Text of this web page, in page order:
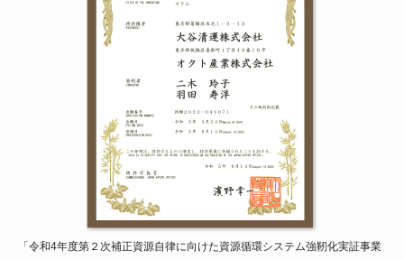
「令和4年度第２次補正資源自律に向けた資源循環システム強靭化実証事業